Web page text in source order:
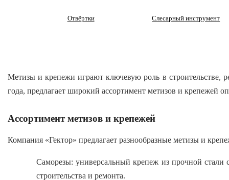
Отвёртки Слесарный инструмент
Метизы и крепежи играют ключевую роль в строительстве,
года, предлагает широкий ассортимент метизов и крепежей
Ассортимент метизов и крепежей
Компания «Гектор» предлагает разнообразные метизы и
Саморезы: универсальный крепеж из прочной
строительства и ремонта.